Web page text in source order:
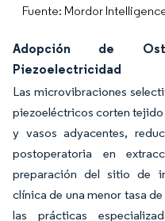
Fuente: Mordor
Adopción de
Piezoelectricidad
Las microvibraciones
piezoeléctricos corten
y vasos adyacentes,
postoperatoria en
preparación del sitio de
clínica de una menor tasa
las prácticas